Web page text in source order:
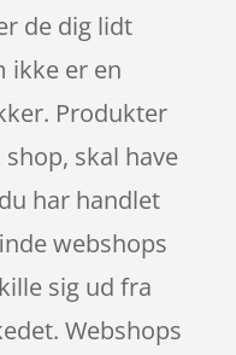
de dig lidt
ikke er en
Produkter
skal have
har handlet
webshops
sig ud fra
Webshops